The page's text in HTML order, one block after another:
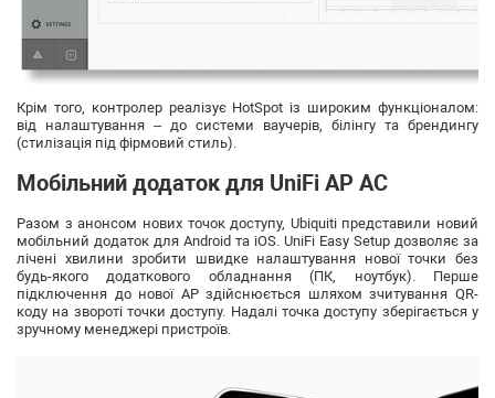
Крім того, контролер реалізує HotSpot із широким функціоналом:
від налаштування – до системи ваучерів, білінгу та брендингу
(стилізація під фірмовий стиль).
Мобільний додаток для UniFi AP AC
Разом з анонсом нових точок доступу, Ubiquiti представили новий
мобільний додаток для Android та iOS. UniFi Easy Setup дозволяє за
лічені хвилини зробити швидке налаштування нової точки без
будь-якого додаткового обладнання (ПК, ноутбук). Перше
підключення до нової AP здійснюється шляхом зчитування QR-
коду на звороті точки доступу. Надалі точка доступу зберігається у
зручному менеджері пристроїв.